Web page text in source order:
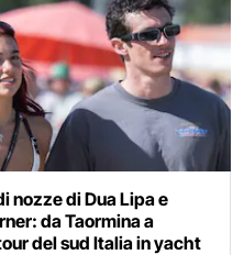
nozze di Dua Lipa e
da Taormina a
del sud Italia in yacht